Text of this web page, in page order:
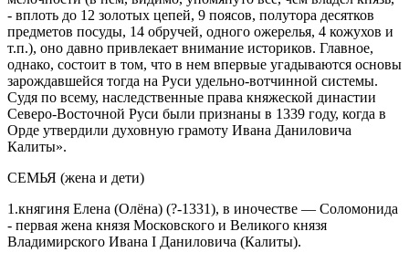
- вплоть до 12 золотых цепей, 9 поясов, полутора десятков
предметов посуды, 14 обручей, одного ожерелья, 4 кожухов и
т.п.), оно давно привлекает внимание историков. Главное,
однако, состоит в том, что в нем впервые угадываются основы
зарождавшейся тогда на Руси удельно-вотчинной системы.
Судя по всему, наследственные права княжеской династии
Северо-Восточной Руси были признаны в 1339 году, когда в
Орде утвердили духовную грамоту Ивана Даниловича
Калиты».
СЕМЬЯ (жена и дети)
1.княгиня Елена (Олёна) (?-1331), в иночестве — Соломонида
- первая жена князя Московского и Великого князя
Владимирского Ивана I Даниловича (Калиты).